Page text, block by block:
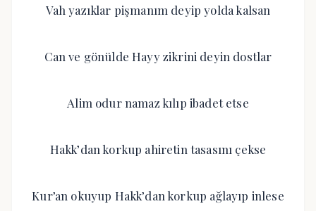
Vah yazıklar pişmanım deyip yolda kalsan
Can ve gönülde Hayy zikrini deyin dostlar
Alim odur namaz kılıp ibadet etse
Hakk’dan korkup ahiretin tasasını çekse
Kur’an okuyup Hakk’dan korkup ağlayıp inlese